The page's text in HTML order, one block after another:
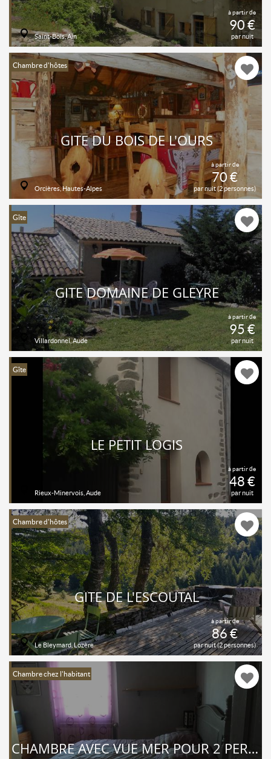
à partir de
90 €
par nuit
Saint-Bois, Ain
Chambre d'hôtes
à partir de
70 €
par nuit (2 personnes)
GITE DU BOIS DE L'OURS
Orcières, Hautes-Alpes
Gîte
à partir de
95 €
par nuit
GITE DOMAINE DE GLEYRE
Villardonnel, Aude
Gîte
à partir de
48 €
par nuit
LE PETIT LOGIS
Rieux-Minervois, Aude
Chambre d'hôtes
à partir de
86 €
par nuit (2 personnes)
GÎTE DE L'ESCOUTAL
Le Bleymard, Lozère
Chambre chez l'habitant
CHAMBRE AVEC VUE MER POUR 2 PERSONNES AU CALME À OPIO